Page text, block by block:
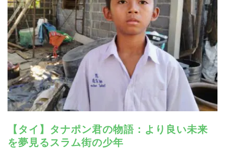
寄付する
【タイ】タナポン君の物語：より良い未来
を夢見るスラム街の少年